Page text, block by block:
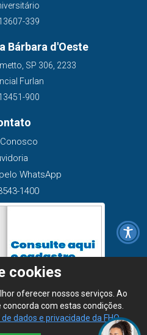
339
Bárbara d'Oeste
SP 306, 2233
Furlan
900
WhatsApp
1400
cookies
oferecer nossos serviços. Ao
com estas condições.
dados e privacidade da FHO